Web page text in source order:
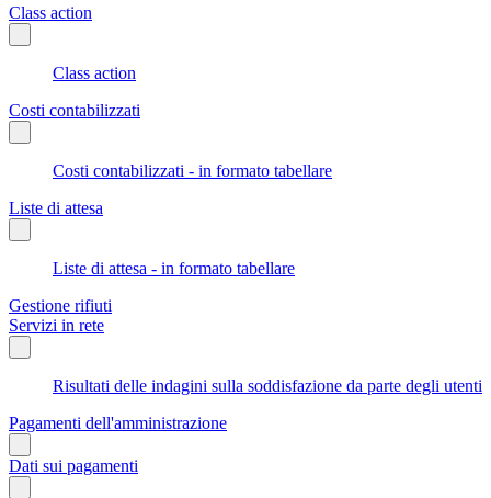
Class action
Class action
Costi contabilizzati
Costi contabilizzati - in formato tabellare
Liste di attesa
Liste di attesa - in formato tabellare
Gestione rifiuti
Servizi in rete
Risultati delle indagini sulla soddisfazione da parte degli utenti
Pagamenti dell'amministrazione
Dati sui pagamenti